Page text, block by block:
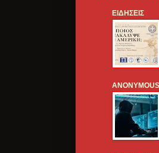
ΕΙΔΗΣΕΙΣ